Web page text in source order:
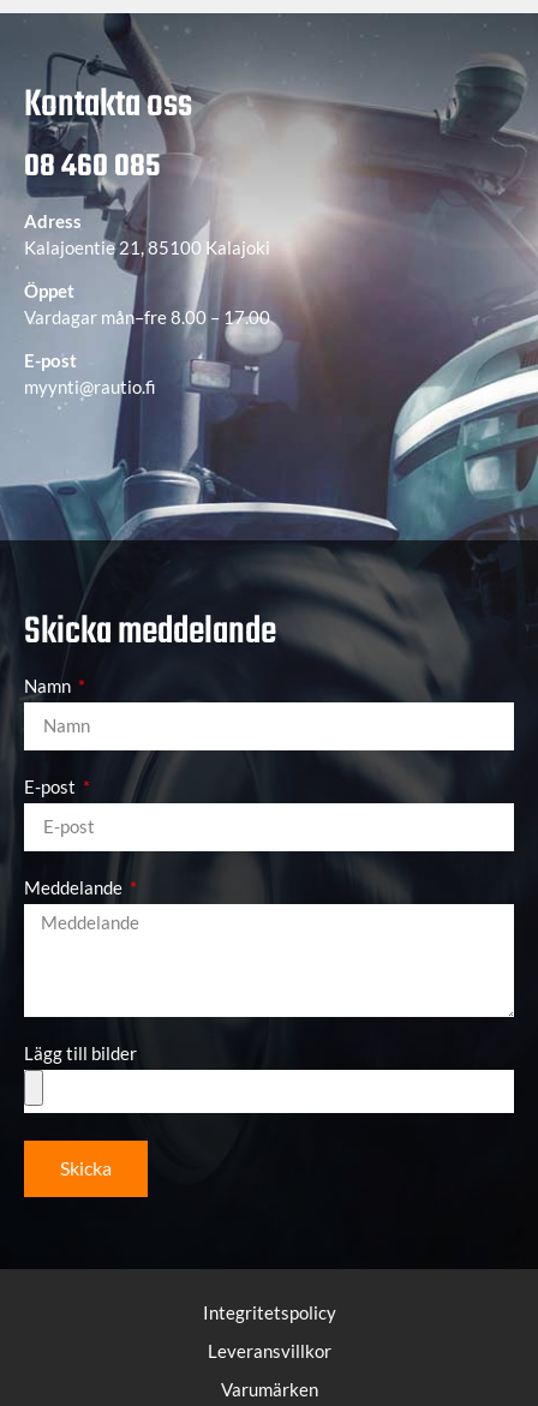
Kontakta oss
08 460 085
Adress
Kalajoentie 21, 85100 Kalajoki
Öppet
Vardagar mån–fre 8.00 – 17.00
E-post
myynti@rautio.fi
Skicka meddelande
Namn
E-post
Meddelande
Lägg till bilder
Skicka
Integritetspolicy
Leveransvillkor
Varumärken